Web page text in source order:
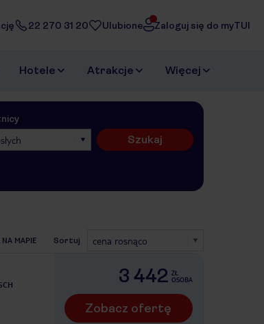
22 270 31 20 Ulubione Zaloguj się do myTUI
Hotele Atrakcje Więcej
Szukaj
NA MAPIE Sortuj cena rosnąco
3 442 ZŁ
OSOBA
Zobacz ofertę